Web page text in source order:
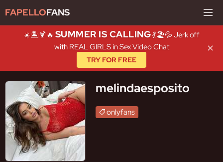
FAPELLOFANS
☀️🏝️🍹🔥 SUMMER IS CALLING💃🏖️💦 Jerk off
with REAL GIRLS in Sex Video Chat
TRY FOR FREE
✕
melindaesposito
onlyfans